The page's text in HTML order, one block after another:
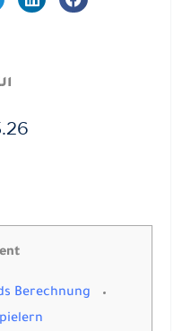
Berechnung